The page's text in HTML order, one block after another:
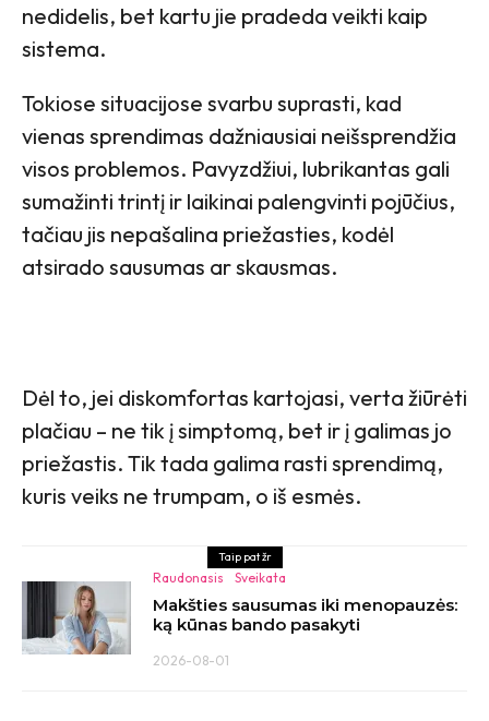
nedidelis, bet kartu jie pradeda veikti kaip
sistema.
Tokiose situacijose svarbu suprasti, kad
vienas sprendimas dažniausiai neišsprendžia
visos problemos. Pavyzdžiui, lubrikantas gali
sumažinti trintį ir laikinai palengvinti pojūčius,
tačiau jis nepašalina priežasties, kodėl
atsirado sausumas ar skausmas.
Dėl to, jei diskomfortas kartojasi, verta žiūrėti
plačiau – ne tik į simptomą, bet ir į galimas jo
priežastis. Tik tada galima rasti sprendimą,
kuris veiks ne trumpam, o iš esmės.
Taip pat žr
Raudonasis Sveikata
Makšties sausumas iki menopauzės:
ką kūnas bando pasakyti
2026-08-01